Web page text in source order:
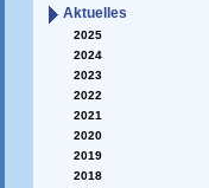
Aktuelles
2025
2024
2023
2022
2021
2020
2019
2018